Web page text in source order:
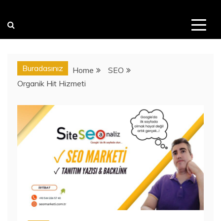
Buradasınız Home
SEO
Organik Hit Hizmeti